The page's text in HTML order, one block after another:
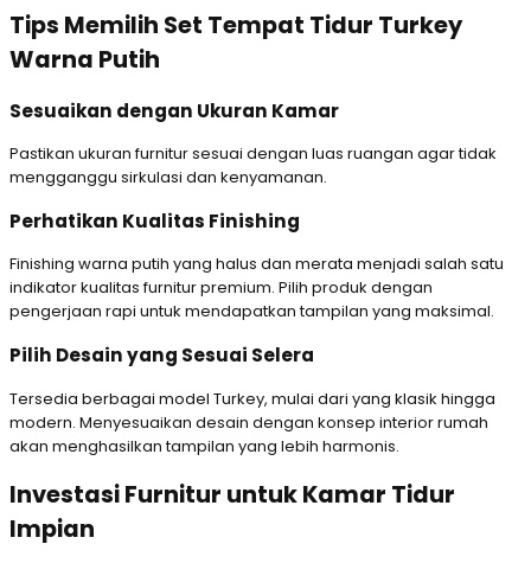
Tips Memilih Set Tempat Tidur Turkey
Warna Putih
Sesuaikan dengan Ukuran Kamar
Pastikan ukuran furnitur sesuai dengan luas ruangan agar tidak
mengganggu sirkulasi dan kenyamanan.
Perhatikan Kualitas Finishing
Finishing warna putih yang halus dan merata menjadi salah satu
indikator kualitas furnitur premium. Pilih produk dengan
pengerjaan rapi untuk mendapatkan tampilan yang maksimal.
Pilih Desain yang Sesuai Selera
Tersedia berbagai model Turkey, mulai dari yang klasik hingga
modern. Menyesuaikan desain dengan konsep interior rumah
akan menghasilkan tampilan yang lebih harmonis.
Investasi Furnitur untuk Kamar Tidur
Impian